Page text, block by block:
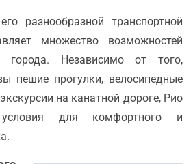
разнообразной транспортной
множество возможностей
города. Независимо от того,
пешие прогулки, велосипедные
на канатной дороге, Рио
для комфортного и